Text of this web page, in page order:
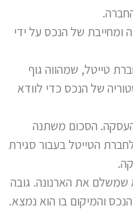
ומחייבת של הנכס על ידי
חברת טייטל, שמהווה גוף
של הנכס כדי לוודא
העסקה. הסכום משתנה
הטייטל בעבור סגירת
שמשלם את הארנונה. גובה
והמיקום בו הוא נמצא.